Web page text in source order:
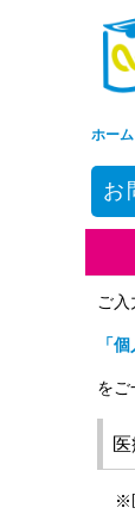
ホーム
お
ご
「
をご
※